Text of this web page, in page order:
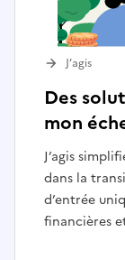
Des
mon
J’agis
dans la
d’entrée
financières
J’agis